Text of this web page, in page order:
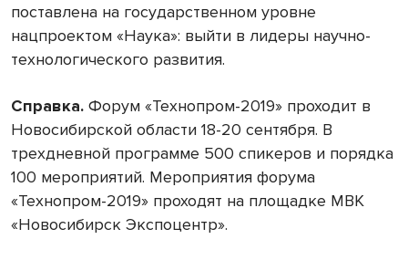
поставлена на государственном уровне
нацпроектом «Наука»: выйти в лидеры научно-
технологического развития.
Справка. Форум «Технопром-2019» проходит в
Новосибирской области 18-20 сентября. В
трехдневной программе 500 спикеров и порядка
100 мероприятий. Мероприятия форума
«Технопром-2019» проходят на площадке МВК
«Новосибирск Экспоцентр».